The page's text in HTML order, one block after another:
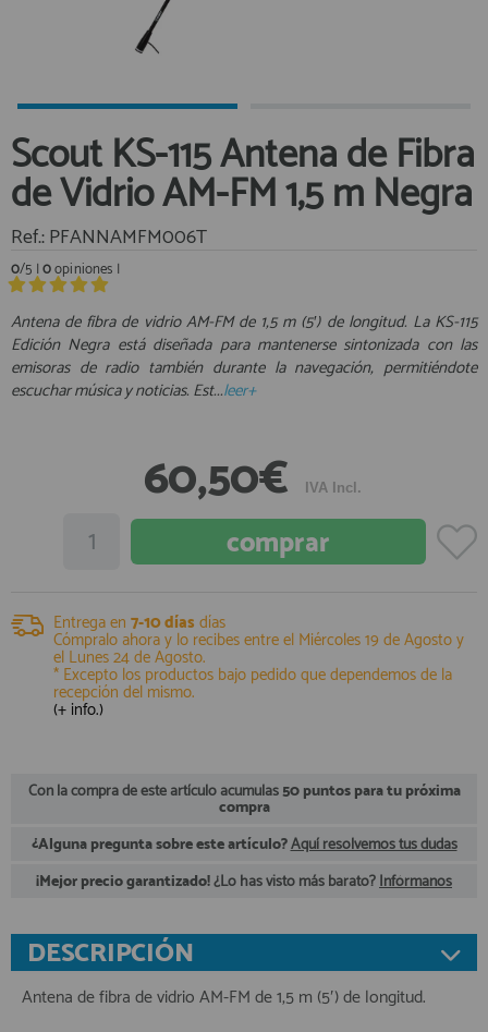
Equipo Personal
Fondeo y Amarre
Libros
Mantenimiento y Limpieza
Motores
Navegacion
Neveras y Termos
Seguridad
Vela y Maniobra
Submarinismo
AFILIADOS
INFORMACION
910 60 71 03
910 51 49 87 Solo para
Whatsapp
info@francobordo.com
Al crear una cuenta en francobordo.com podrás realizar tus
registro cliente
Área profesionales
Regístrate y aprovecha los descuentos y ventajas de ser
Únete ya a los mas de de 500 Profesionales de la Náutica
registro profesional
Scout KS-115 Antena de Fibra
de Vidrio AM-FM 1,5 m Negra
Ref.: PFANNAMFM006T
0/5 |0opiniones |
Antena de fibra de vidrio AM-FM de 1,5 m (5′) de longitud. La KS-115
Edición Negra está diseñada para mantenerse sintonizada con las
emisoras de radio también durante la navegación, permitiéndote
escuchar música y noticias. Est...leer+
60,50€ IVA Incl.
Entrega en 7-10 días días
Cómpralo ahora y lo recibes entre el Miércoles 19 de Agostoy
el Lunes 24 de Agosto.
* Excepto los productos bajo pedido que dependemos de la
recepción del mismo.
(+ info.)
Con la compra de este artículo acumulas50 puntos para tu próxima
compra
¿Alguna pregunta sobre este artículo?Aquí resolvemos tus dudas
¡Mejor precio garantizado!¿Lo has visto más barato?Infórmanos
DESCRIPCIÓN
Antena de fibra de vidrio AM-FM de 1,5 m (5′) de longitud.